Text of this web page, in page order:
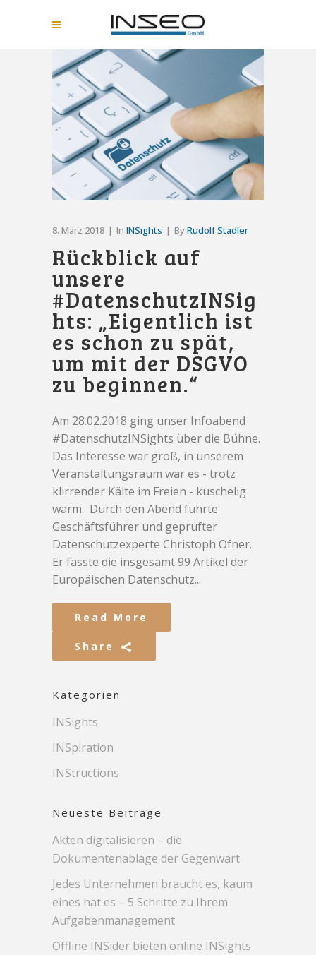
8. März 2018 In INSights ByRudolf Stadler
Rückblick auf
unsere
#DatenschutzINSig
hts: „Eigentlich ist
es schon zu spät,
um mit der DSGVO
zu beginnen.“
Am 28.02.2018 ging unser Infoabend
#DatenschutzINSights über die Bühne.
Das Interesse war groß, in unserem
Veranstaltungsraum war es - trotz
klirrender Kälte im Freien - kuschelig
warm. Durch den Abend führte
Geschäftsführer und geprüfter
Datenschutzexperte Christoph Ofner.
Er fasste die insgesamt 99 Artikel der
Europäischen Datenschutz...
Read More
Share
Kategorien
INSights
INSpiration
INStructions
Neueste Beiträge
Akten digitalisieren – die
Dokumentenablage der Gegenwart
Jedes Unternehmen braucht es, kaum
eines hat es – 5 Schritte zu Ihrem
Aufgabenmanagement
Offline INSider bieten online INSights